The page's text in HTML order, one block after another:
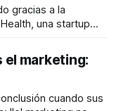
gracias a la
una startup
y monitoreo
a tomar mejores
propuesta busca
el marketing:
cuando sus